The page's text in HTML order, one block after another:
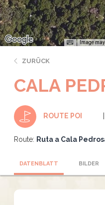
Image
ZURÜCK
CALA
ROUTE POI
Route: Ruta a Cala
DATENBLATT BILDER